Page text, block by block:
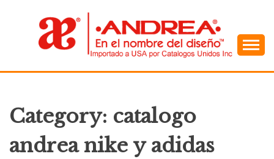
ANDREA
Category: catalogo
andrea nike y adidas